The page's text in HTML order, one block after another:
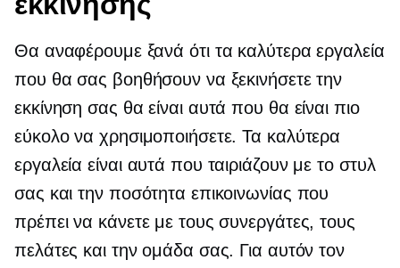
Θα αναφέρουμε ξανά ότι τα καλύτερα εργαλεία
που θα σας βοηθήσουν να ξεκινήσετε την
εκκίνηση σας θα είναι αυτά που θα είναι πιο
εύκολο να χρησιμοποιήσετε. Τα καλύτερα
εργαλεία είναι αυτά που ταιριάζουν με το στυλ
σας και την ποσότητα επικοινωνίας που
πρέπει να κάνετε με τους συνεργάτες, τους
πελάτες και την ομάδα σας. Για αυτόν τον